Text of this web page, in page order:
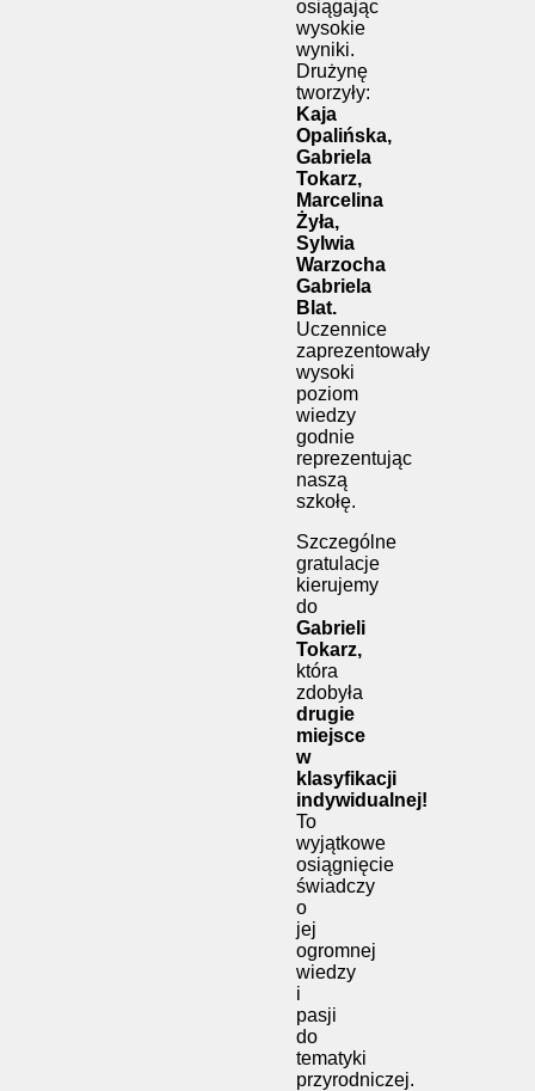
osiągając
wysokie
wyniki.
Drużynę
tworzyły:
Kaja
Opalińska,
Gabriela
Tokarz,
Marcelina
Żyła,
Sylwia
Warzocha
Gabriela
Blat.
Uczennice
zaprezentowały
wysoki
poziom
wiedzy
godnie
reprezentując
naszą
szkołę.
Szczególne
gratulacje
kierujemy
do
Gabrieli
Tokarz,
która
zdobyła
drugie
miejsce
w
klasyfikacji
indywidualnej!
To
wyjątkowe
osiągnięcie
świadczy
o
jej
ogromnej
wiedzy
i
pasji
do
tematyki
przyrodniczej.